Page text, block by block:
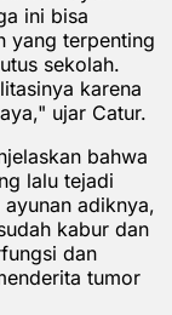
ini bisa
yang terpenting
sekolah.
karena
ujar Catur.
bahwa
lalu tejadi
adiknya,
kabur dan
dan
tumor